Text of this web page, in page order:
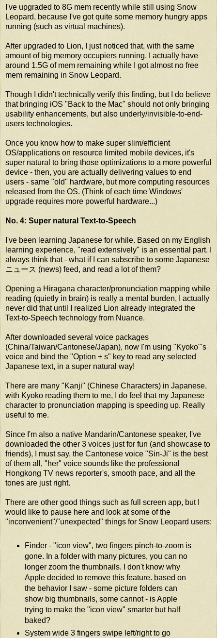
I've upgraded to 8G mem recently while still using Snow
Leopard, because I've got quite some memory hungry apps
running (such as virtual machines).
After upgraded to Lion, I just noticed that, with the same
amount of big memory occupiers running, I actually have
around 1.5G of mem remaining while I got almost no free
mem remaining in Snow Leopard.
Though I didn't technically verify this finding, but I do believe
that bringing iOS "Back to the Mac" should not only bringing
usability enhancements, but also underly/invisible-to-end-
users technologies.
Once you know how to make super slim/efficient
OS/applications on resource limited mobile devices, it's
super natural to bring those optimizations to a more powerful
device - then, you are actually delivering values to end
users - same "old" hardware, but more computing resources
released from the OS. (Think of each time Windows'
upgrade requires more powerful hardware...)
No. 4: Super natural Text-to-Speech
I've been learning Japanese for while. Based on my English
learning experience, "read extensively" is an essential part. I
always think that - what if I can subscribe to some Japanese
ニュース (news) feed, and read a lot of them?
Opening a Hiragana character/pronunciation mapping while
reading (quietly in brain) is really a mental burden, I actually
never did that until I realized Lion already integrated the
Text-to-Speech technology from Nuance.
After downloaded several voice packages
(China/Taiwan/Cantonese/Japan), now I'm using "Kyoko"'s
voice and bind the "Option + s" key to read any selected
Japanese text, in a super natural way!
There are many "Kanji" (Chinese Characters) in Japanese,
with Kyoko reading them to me, I do feel that my Japanese
character to pronunciation mapping is speeding up. Really
useful to me.
Since I'm also a native Mandarin/Cantonese speaker, I've
downloaded the other 3 voices just for fun (and showcase to
friends), I must say, the Cantonese voice "Sin-Ji" is the best
of them all, "her" voice sounds like the professional
Hongkong TV news reporter's, smooth pace, and all the
tones are just right.
There are other good things such as full screen app, but I
would like to pause here and look at some of the
"inconvenient"/"unexpected" things for Snow Leopard users:
Finder - "icon view", two fingers pinch-to-zoom is
gone. In a folder with many pictures, you can no
longer zoom the thumbnails. I don't know why
Apple decided to remove this feature. based on
the behavior I saw - some picture folders can
show big thumbnails, some cannot - is Apple
trying to make the "icon view" smarter but half
baked?
System wide 3 fingers swipe left/right to go